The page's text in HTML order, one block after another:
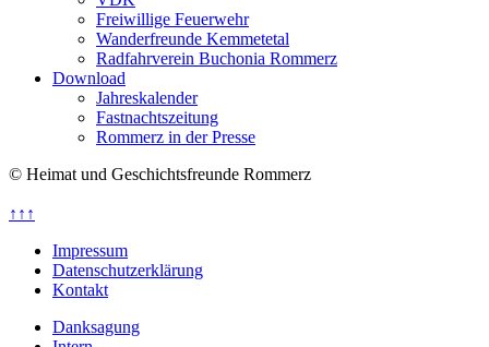
Freiwillige Feuerwehr
Wanderfreunde Kemmetetal
Radfahrverein Buchonia Rommerz
Download
Jahreskalender
Fastnachtszeitung
Rommerz in der Presse
© Heimat und Geschichtsfreunde Rommerz
↑↑↑
Impressum
Datenschutzerklärung
Kontakt
Danksagung